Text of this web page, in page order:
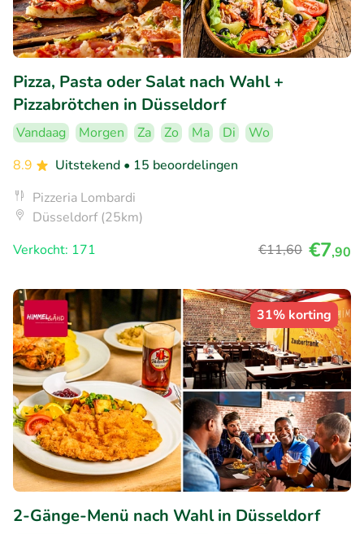
Pizza, Pasta oder Salat nach Wahl +
Pizzabrötchen in Düsseldorf
Vandaag Morgen Za Zo Ma Di
Wo
8.9
Uitstekend • 15 beoordelingen
Pizzeria Lombardi
Düsseldorf (25km)
Verkocht: 171
€11,60 €7,90
31% korting
2-Gänge-Menü nach Wahl in Düsseldorf